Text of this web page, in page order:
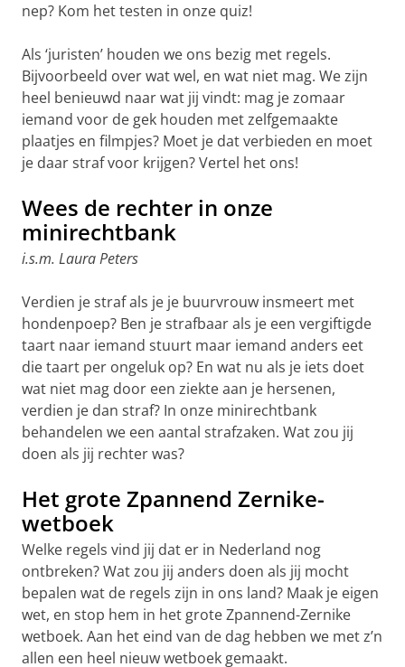
nep? Kom het testen in onze quiz!
Als ‘juristen’ houden we ons bezig met regels.
Bijvoorbeeld over wat wel, en wat niet mag. We zijn
heel benieuwd naar wat jij vindt: mag je zomaar
iemand voor de gek houden met zelfgemaakte
plaatjes en filmpjes? Moet je dat verbieden en moet
je daar straf voor krijgen? Vertel het ons!
Wees de rechter in onze
minirechtbank
i.s.m. Laura Peters
Verdien je straf als je je buurvrouw insmeert met
hondenpoep? Ben je strafbaar als je een vergiftigde
taart naar iemand stuurt maar iemand anders eet
die taart per ongeluk op? En wat nu als je iets doet
wat niet mag door een ziekte aan je hersenen,
verdien je dan straf? In onze minirechtbank
behandelen we een aantal strafzaken. Wat zou jij
doen als jij rechter was?
Het grote Zpannend Zernike-
wetboek
Welke regels vind jij dat er in Nederland nog
ontbreken? Wat zou jij anders doen als jij mocht
bepalen wat de regels zijn in ons land? Maak je eigen
wet, en stop hem in het grote Zpannend-Zernike
wetboek. Aan het eind van de dag hebben we met z’n
allen een heel nieuw wetboek gemaakt.